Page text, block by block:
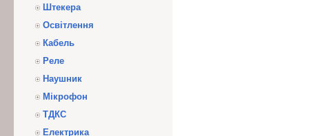
Штекера
Освітлення
Кабель
Реле
Наушник
Мікрофон
ТДКС
Електрика